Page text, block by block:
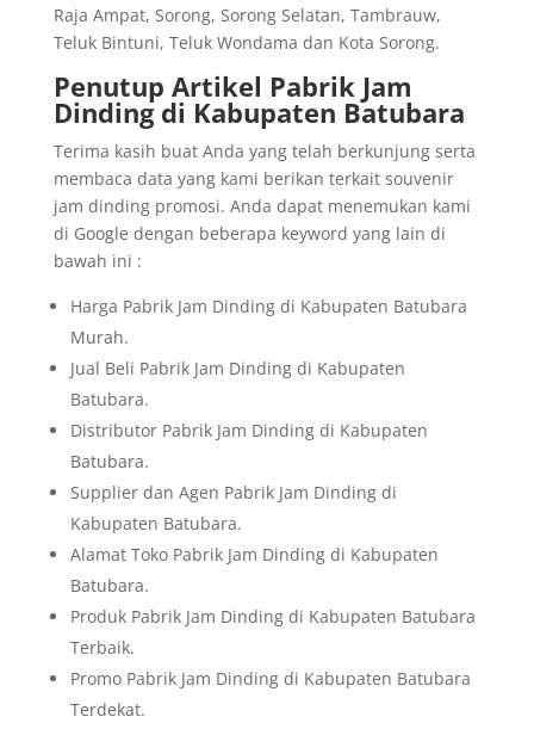
Raja Ampat, Sorong, Sorong Selatan, Tambrauw,
Teluk Bintuni, Teluk Wondama dan Kota Sorong.
Penutup Artikel Pabrik Jam
Dinding di Kabupaten Batubara
Terima kasih buat Anda yang telah berkunjung serta
membaca data yang kami berikan terkait souvenir
jam dinding promosi. Anda dapat menemukan kami
di Google dengan beberapa keyword yang lain di
bawah ini :
Harga Pabrik Jam Dinding di Kabupaten Batubara
Murah.
Jual Beli Pabrik Jam Dinding di Kabupaten
Batubara.
Distributor Pabrik Jam Dinding di Kabupaten
Batubara.
Supplier dan Agen Pabrik Jam Dinding di
Kabupaten Batubara.
Alamat Toko Pabrik Jam Dinding di Kabupaten
Batubara.
Produk Pabrik Jam Dinding di Kabupaten Batubara
Terbaik.
Promo Pabrik Jam Dinding di Kabupaten Batubara
Terdekat.